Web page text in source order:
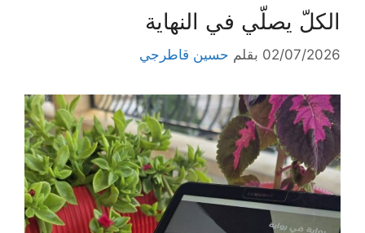
الكلّ يصلّي في النهاية
02/07/2026 بقلم حسين قاطرجي